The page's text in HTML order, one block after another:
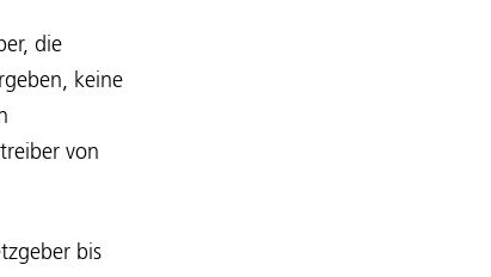
die
keine
von
bis